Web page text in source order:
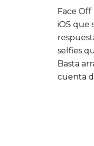
Face Off
iOS que
selfies
Basta
cuenta